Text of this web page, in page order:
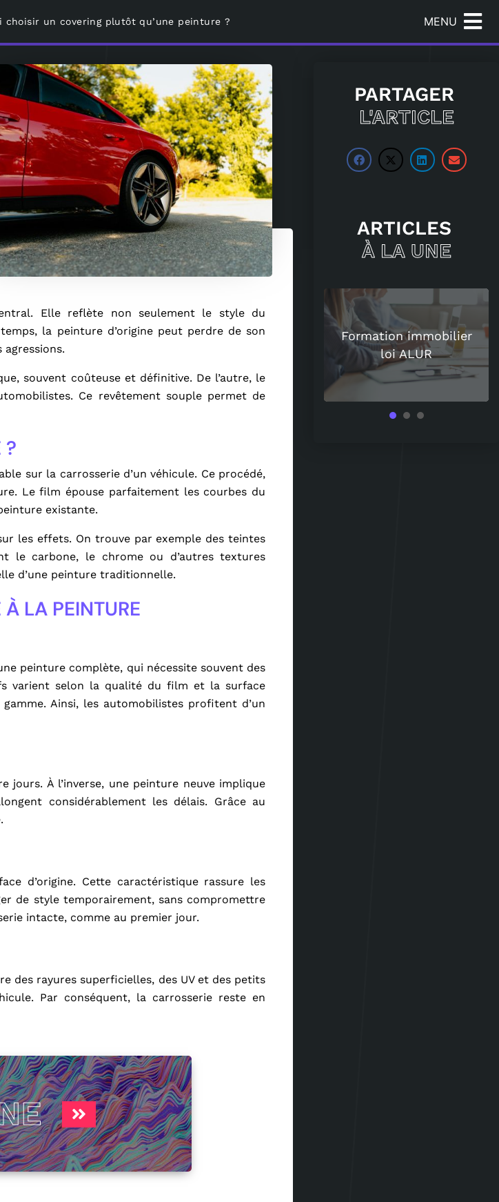
choisir un covering plutôt qu’une peinture ? MENU
Elle reflète non seulement le style du
la peinture d’origine peut perdre de son
souvent coûteuse et définitive. De l’autre, le
Ce revêtement souple permet de
?
sur la carrosserie d’un véhicule. Ce procédé,
Le film épouse parfaitement les courbes du
existante.
les effets. On trouve par exemple des teintes
le carbone, le chrome ou d’autres textures
d’une peinture traditionnelle.
LA PEINTURE
peinture complète, qui nécessite souvent des
varient selon la qualité du film et la surface
Ainsi, les automobilistes profitent d’un
jours. À l’inverse, une peinture neuve implique
considérablement les délais. Grâce au
d’origine. Cette caractéristique rassure les
de style temporairement, sans compromettre
intacte, comme au premier jour.
des rayures superficielles, des UV et des petits
Par conséquent, la carrosserie reste en
PARTAGER
L'ARTICLE
ARTICLES
À LA UNE
Pourquoi les spiritueux
séduisent de plus en
vin ?
Formation immobilier
loi ALUR